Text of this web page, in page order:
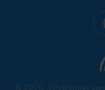
© 2026 . Onderdeel van